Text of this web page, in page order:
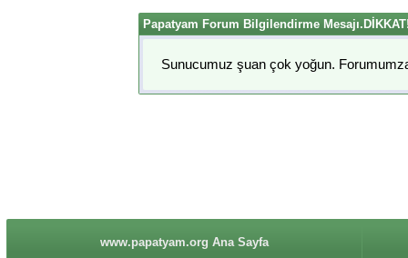
Papatyam Forum Bilgilendirme
Sunucumuz şuan çok yoğun.
www.papatyam.org Ana Sayfa